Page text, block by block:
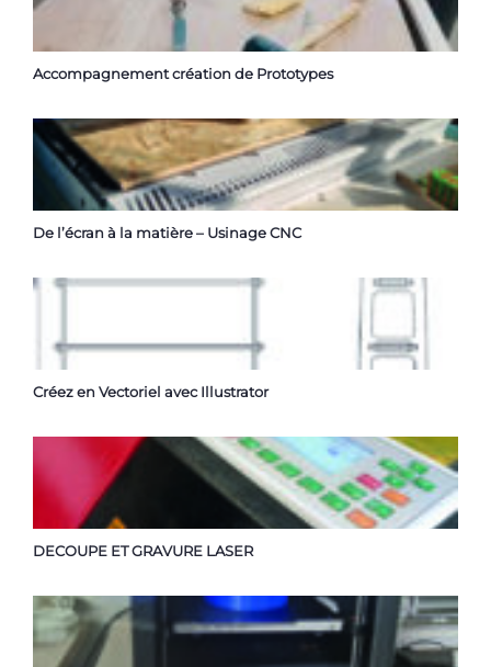
Accompagnement création de Prototypes
De l’écran à la matière – Usinage CNC
Créez en Vectoriel avec Illustrator
DECOUPE ET GRAVURE LASER